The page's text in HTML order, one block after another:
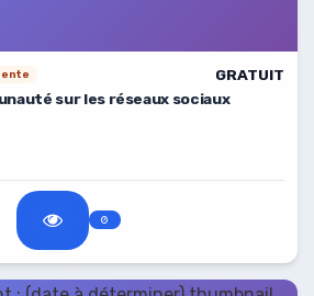
GRATUIT
sur les réseaux sociaux